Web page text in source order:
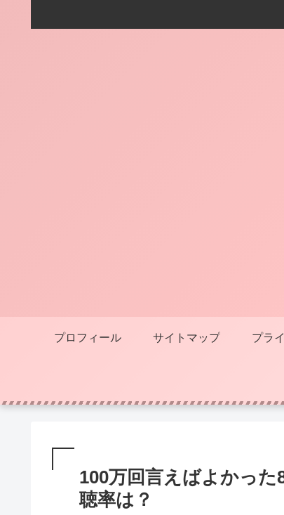
プロフィール サイトマップ プラ
100万回言えばよかっ
聴率は？